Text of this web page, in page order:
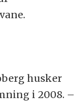
husker
i 2008. –